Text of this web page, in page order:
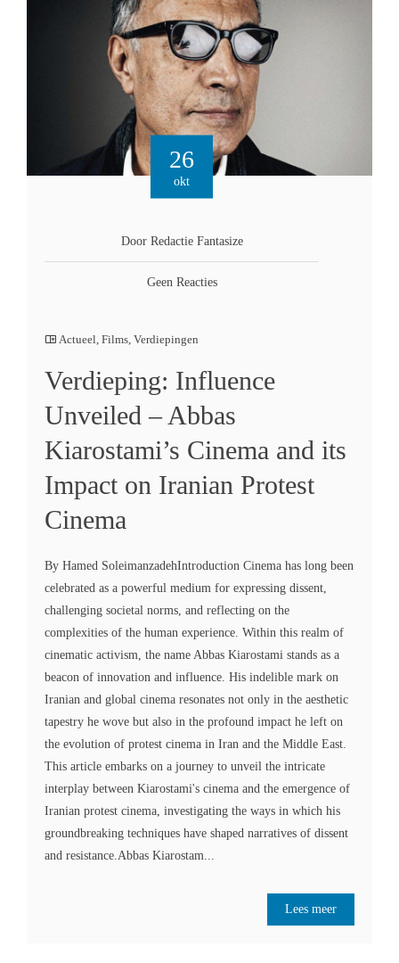
26
okt
Door Redactie Fantasize
Geen Reacties
Actueel, Films, Verdiepingen
Verdieping: Influence
Unveiled – Abbas
Kiarostami’s Cinema and its
Impact on Iranian Protest
Cinema
By Hamed SoleimanzadehIntroduction Cinema has long been
celebrated as a powerful medium for expressing dissent,
challenging societal norms, and reflecting on the
complexities of the human experience. Within this realm of
cinematic activism, the name Abbas Kiarostami stands as a
beacon of innovation and influence. His indelible mark on
Iranian and global cinema resonates not only in the aesthetic
tapestry he wove but also in the profound impact he left on
the evolution of protest cinema in Iran and the Middle East.
This article embarks on a journey to unveil the intricate
interplay between Kiarostami's cinema and the emergence of
Iranian protest cinema, investigating the ways in which his
groundbreaking techniques have shaped narratives of dissent
and resistance.Abbas Kiarostam...
Lees meer